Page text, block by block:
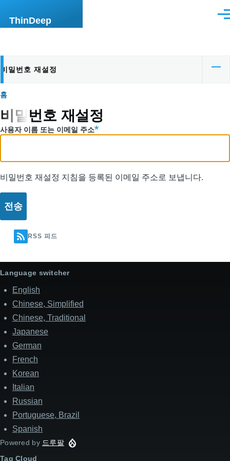
ThinDeep
메
기
본
탭
비밀번호 재설정
이
동
경
홈
비밀번호 재설정
사용자 이름 또는 이메일 주소
비밀번호 재설정 지침을 등록된 이메일 주소로 보냅니다.
RSS 피드
Language switcher
English
Chinese, Simplified
Chinese, Traditional
Japanese
German
French
Korean
Italian
Russian
Portuguese, Brazil
Spanish
Powered by 드루팔
Tag Cloud